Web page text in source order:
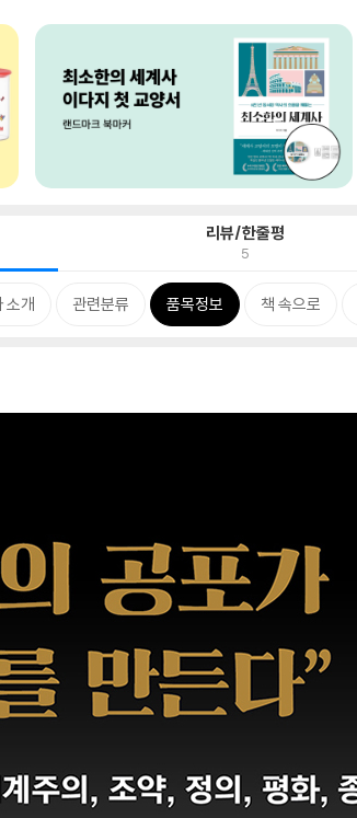
리뷰/한줄평
5
소개 관련분류 품목정보 책 속으로